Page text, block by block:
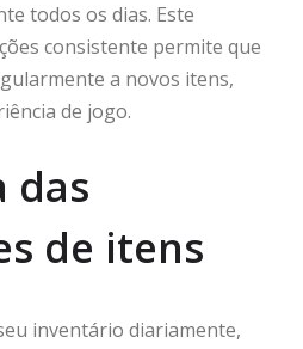
todos os dias. Este
consistente permite que
a novos itens,
de jogo.
das
de itens
inventário diariamente,